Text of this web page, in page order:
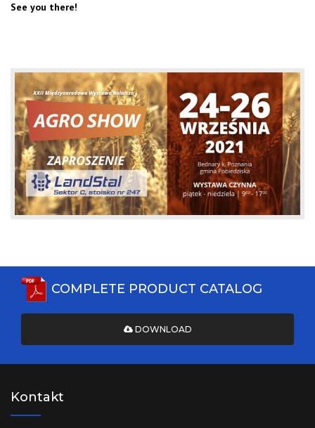
See you there!
COMPLETE PRODUCT CATALOG
DOWNLOAD
Kontakt